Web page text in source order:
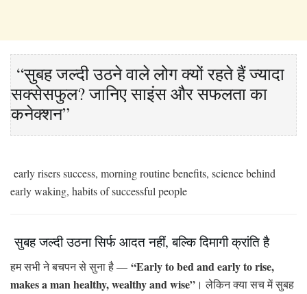
“सुबह जल्दी उठने वाले लोग क्यों रहते हैं ज्यादा
सक्सेसफुल? जानिए साइंस और सफलता का
कनेक्शन”
early risers success, morning routine benefits, science behind
early waking, habits of successful people
सुबह जल्दी उठना सिर्फ आदत नहीं, बल्कि दिमागी क्रांति है
हम सभी ने बचपन से सुना है — “Early to bed and early to rise,
makes a man healthy, wealthy and wise” । लेकिन क्या सच में सुबह